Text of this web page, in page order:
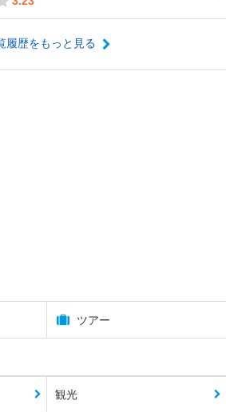
履歴をもっと見る
ツアー
観光